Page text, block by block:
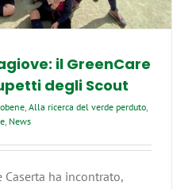
inno
alla
il GreenCare
degli Scout
Alla ricerca del verde perduto
News
Caserta ha incontrato,